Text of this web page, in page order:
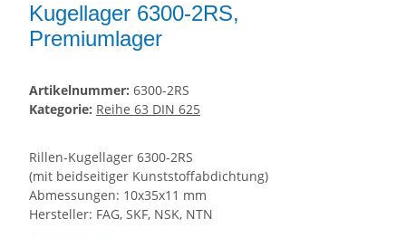
Kugellager 6300-2RS,
Premiumlager
Artikelnummer: 6300-2RS
Kategorie: Reihe 63 DIN 625
Rillen-Kugellager 6300-2RS
(mit beidseitiger Kunststoffabdichtung)
Abmessungen: 10x35x11 mm
Hersteller: FAG, SKF, NSK, NTN